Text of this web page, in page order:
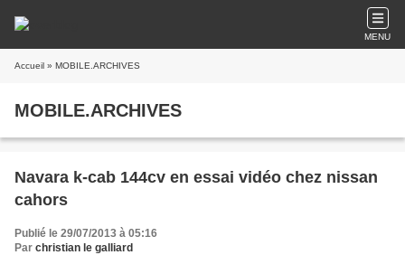
MENU
Accueil » MOBILE.ARCHIVES
MOBILE.ARCHIVES
Navara k-cab 144cv en essai vidéo chez nissan
cahors
Publié le 29/07/2013 à 05:16
Par christian le galliard